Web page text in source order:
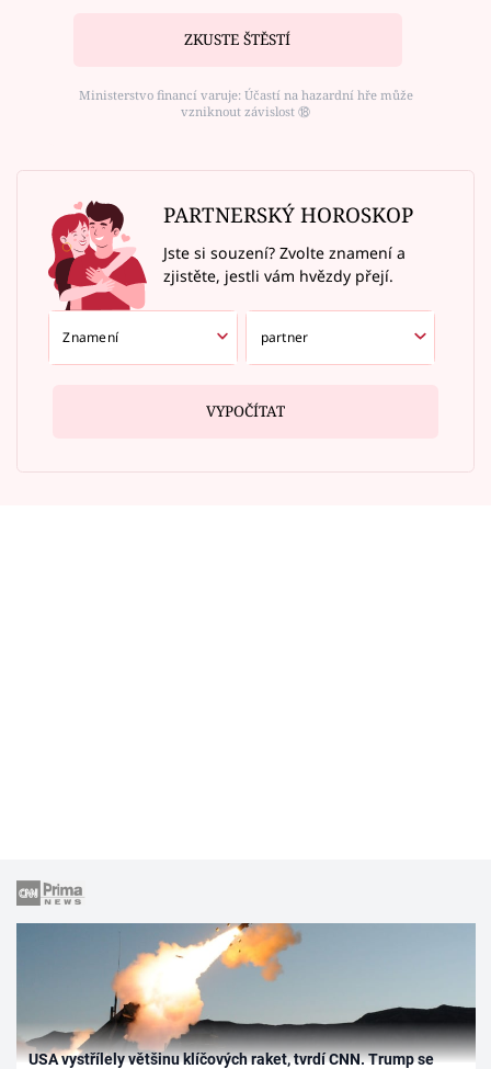
ZKUSTE ŠTĚSTÍ
Ministerstvo financí varuje: Účastí na hazardní hře může
vzniknout závislost ⑱
PARTNERSKÝ HOROSKOP
Jste si souzení? Zvolte znamení a
zjistěte, jestli vám hvězdy přejí.
VYPOČÍTAT
USA vystřílely většinu klíčových raket, tvrdí CNN. Trump se